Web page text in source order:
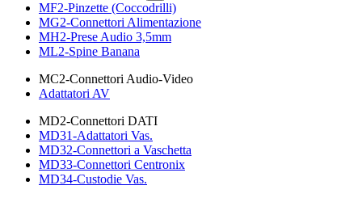
MF2-Pinzette (Coccodrilli)
MG2-Connettori Alimentazione
MH2-Prese Audio 3,5mm
ML2-Spine Banana
MC2-Connettori Audio-Video
Adattatori AV
MD2-Connettori DATI
MD31-Adattatori Vas.
MD32-Connettori a Vaschetta
MD33-Connettori Centronix
MD34-Custodie Vas.